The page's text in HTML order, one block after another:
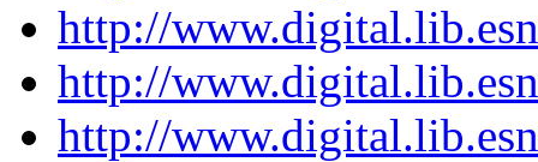
http://
http://
http://